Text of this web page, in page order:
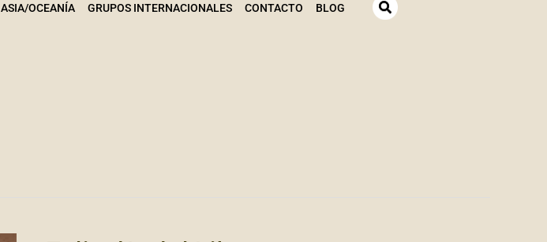
ASIA/OCEANÍA GRUPOS INTERNACIONALES CONTACTO BLOG
FELIZ